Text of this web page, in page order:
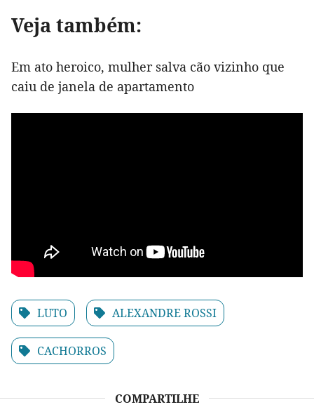
Veja também:
Em ato heroico, mulher salva cão vizinho que
caiu de janela de apartamento
LUTO ALEXANDRE ROSSI
CACHORROS
COMPARTILHE